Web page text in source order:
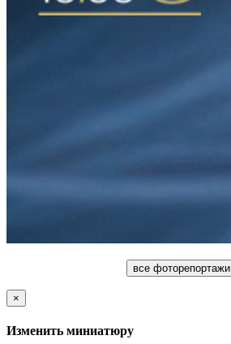
все фоторепортажи
×
Изменить миниатюру